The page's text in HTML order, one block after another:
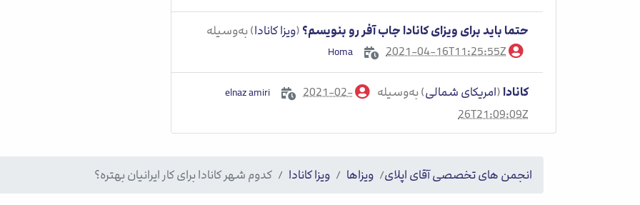
حتما باید برای ویزای کانادا جاب آفر رو بنویسم؟ (ویزا کانادا) به‌وسیله
2021-04-16T11:25:55Z
کانادا (امریکای شمالی) به‌وسیله
2021-02-
26T21:09:09Z
انجمن های تخصصی آقای اپلای ویزاها ویزا کانادا کدوم شهر کانادا برای کار ایرانیان بهتره؟